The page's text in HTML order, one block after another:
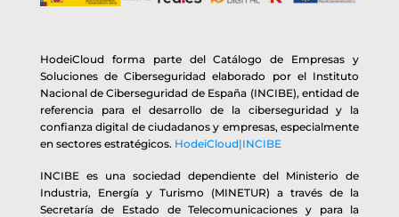
HodeiCloud forma parte del Catálogo de Empresas y
Soluciones de Ciberseguridad elaborado por el Instituto
Nacional de Ciberseguridad de España (INCIBE), entidad de
referencia para el desarrollo de la ciberseguridad y la
confianza digital de ciudadanos y empresas, especialmente
en sectores estratégicos. HodeiCloud|INCIBE
INCIBE es una sociedad dependiente del Ministerio de
Industria, Energía y Turismo (MINETUR) a través de la
Secretaría de Estado de Telecomunicaciones y para la